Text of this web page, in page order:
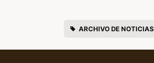
ARCHIVO DE NOTICIAS